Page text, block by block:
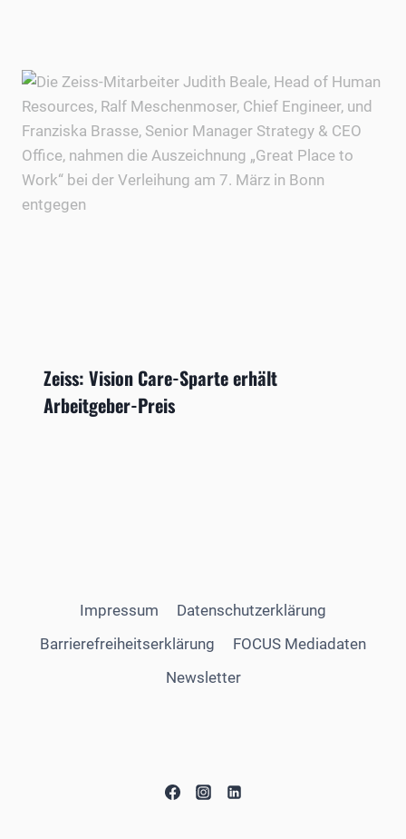
Zeiss: Vision Care-Sparte erhält
Arbeitgeber-Preis
Impressum
Datenschutzerklärung
Barrierefreiheitserklärung
FOCUS Mediadaten
Newsletter